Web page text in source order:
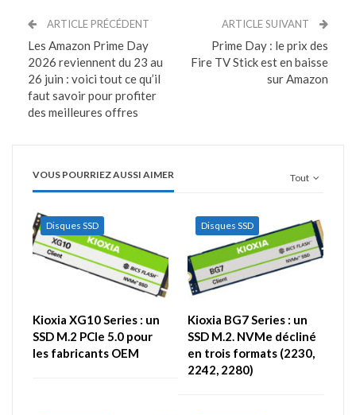
ARTICLE PRÉCÉDENT
Les Amazon Prime Day
2026 reviennent du 23 au
26 juin : voici tout ce qu’il
faut savoir pour profiter
des meilleures offres
ARTICLE SUIVANT
Prime Day : le prix des
Fire TV Stick est en baisse
sur Amazon
Tout
VOUS POURRIEZ AUSSI AIMER
Disques SSD
Kioxia XG10 Series : un
SSD M.2 PCIe 5.0 pour
les fabricants OEM
Disques SSD
Kioxia BG7 Series : un
SSD M.2. NVMe décliné
en trois formats (2230,
2242, 2280)